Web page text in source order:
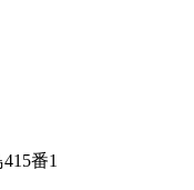
番1